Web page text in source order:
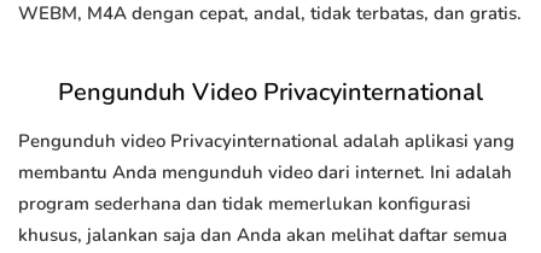
WEBM, M4A dengan cepat, andal, tidak terbatas, dan gratis.
Pengunduh Video Privacyinternational
Pengunduh video Privacyinternational adalah aplikasi yang
membantu Anda mengunduh video dari internet. Ini adalah
program sederhana dan tidak memerlukan konfigurasi
khusus, jalankan saja dan Anda akan melihat daftar semua